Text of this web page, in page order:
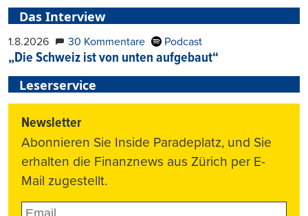
Das Interview
1.8.2026 30 Kommentare Podcast
„Die Schweiz ist von unten aufgebaut“
Leserservice
Newsletter
Abonnieren Sie Inside Paradeplatz, und Sie
erhalten die Finanznews aus Zürich per E-
Mail zugestellt.